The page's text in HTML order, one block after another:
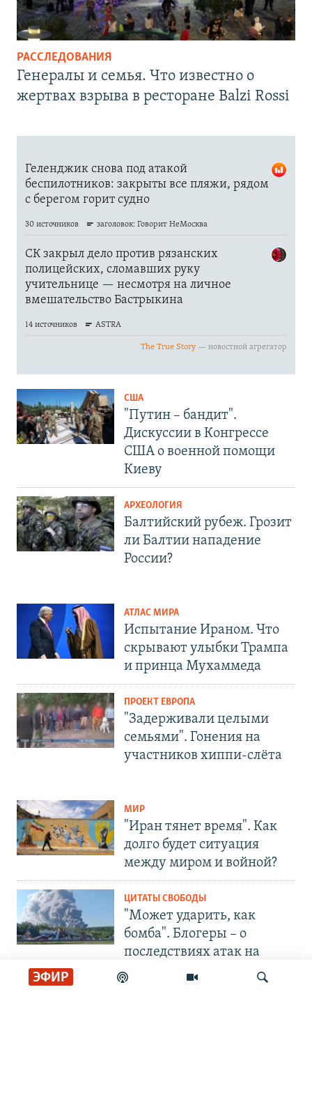
ЭФИР
РАССЛЕДОВАНИЯ
Генералы и семья. Что известно о
жертвах взрыва в ресторане Balzi Rossi
США
"Путин – бандит".
Дискуссии в Конгрессе
США о военной помощи
Киеву
АРХЕОЛОГИЯ
Балтийский рубеж. Грозит
ли Балтии нападение
России?
АТЛАС МИРА
Испытание Ираном. Что
скрывают улыбки Трампа
и принца Мухаммеда
ПРОЕКТ ЕВРОПА
"Задерживали целыми
семьями". Гонения на
участников хиппи-слёта
МИР
"Иран тянет время". Как
долго будет ситуация
между миром и войной?
ЦИТАТЫ СВОБОДЫ
"Может ударить, как
бомба". Блогеры – о
последствиях атак на
Wildberries